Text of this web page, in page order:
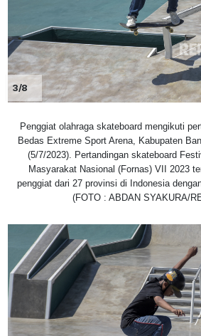
3/8
Penggiat olahraga skateboard mengikuti
Bedas Extreme Sport Arena, Kabupaten
(5/7/2023). Pertandingan skateboard
Masyarakat Nasional (Fornas) VII 2023
penggiat dari 27 provinsi di Indonesia
(FOTO : ABDAN SYAKURA/